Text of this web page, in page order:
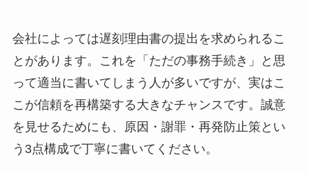
会社によっては遅刻理由書の提出を求められるこ
とがあります。これを「ただの事務手続き」と思
って適当に書いてしまう人が多いですが、実はこ
こが信頼を再構築する大きなチャンスです。誠意
を見せるためにも、原因・謝罪・再発防止策とい
う3点構成で丁寧に書いてください。